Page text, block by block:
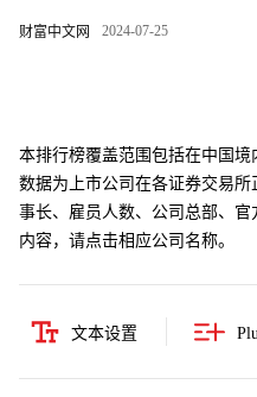
财富中文网 2024-07-25
本排行榜覆盖范围包括在中国
数据为上市公司在各证券交易
事长、雇员人数、公司总部、
内容，请点击相应公司名称。
文本设置